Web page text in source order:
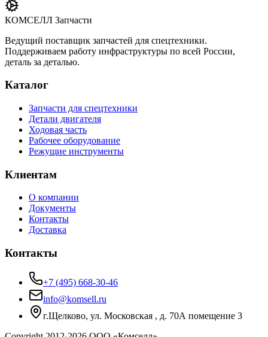
КОМСЕЛЛ Запчасти
Ведущий поставщик запчастей для спецтехники.
Поддерживаем работу инфраструктуры по всей России,
деталь за деталью.
Каталог
Запчасти для спецтехники
Детали двигателя
Ходовая часть
Рабочее оборудование
Режущие инструменты
Клиентам
О компании
Документы
Контакты
Доставка
Контакты
+7 (495) 668-30-46
info@komsell.ru
г.Щелково, ул. Московская , д. 70А помещение 3